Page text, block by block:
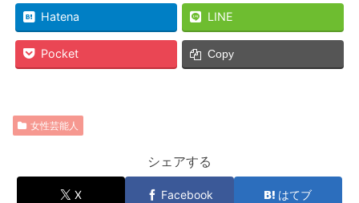
Hatena LINE
Pocket Copy
女性芸能人
シェアする
X Facebook はてブ